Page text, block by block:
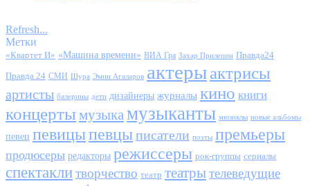
Refresh...
Метки
«Квартет И» «Машина времени» ВИА Гра Захар Прилепин Правда24
Правда 24 СМИ Шура Эмин Агаларов актерыактрисы
артисты балерины дети дизайнеры журналы кино книги
концерты музыка музыканты мюзиклы новые альбомы
певец певицыпевцыписатели поэты премьеры
продюсеры редакторы режиссеры рок-группы сериалы
спектаклитворчество театр театрытелеведущие